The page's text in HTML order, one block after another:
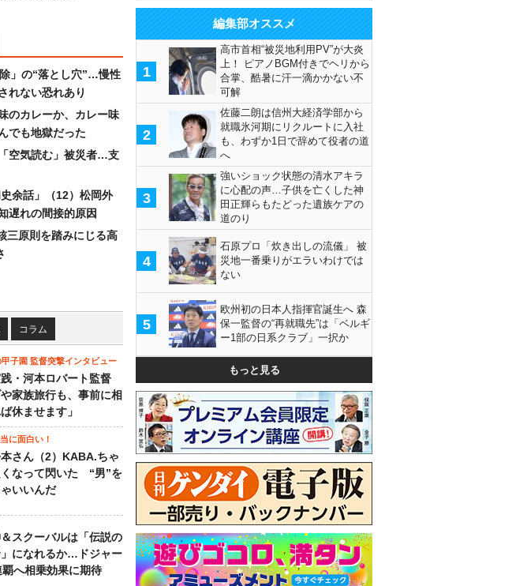
」の“落とし穴”…慢性
れない恐れあり
のカレーか、カレー味
でも地獄だった
空気読む」被災者…支
余話」（12）松岡外
遅れの間接的原因
三原則を踏みにじる高
コラム
子園 監督突撃インタビュー
・河本ロバート監督
や家族旅行も、事前に相
休ませます」
に面白い！
さん（2）KABA.ちゃ
くなって閃いた “男”を
いいんだ
スクーバルは「伝説の
になれるか…ドジャー
覇へ相乗効果に期待
編集部オススメ
1
高市首相“被災地利用PV”が大炎
上！ ピアノBGM付きでヘリから
合掌、酷暑に汗一滴かかない不
可解
2
佐藤二朗は信州大経済学部から
就職氷河期にリクルートに入社
も、わずか1日で辞めて役者の道
へ
3
強いショック状態の清水アキラ
に心配の声…子供を亡くした神
田正輝らもたどった遺族ケアの
道のり
4
石原プロ「炊き出しの流儀」 被
災地一番乗りがエラいわけでは
ない
5
欧州初の日本人指揮官誕生へ 森
保一監督の“再就職先”は「ベルギ
ー1部の日系クラブ」一択か
もっと見る